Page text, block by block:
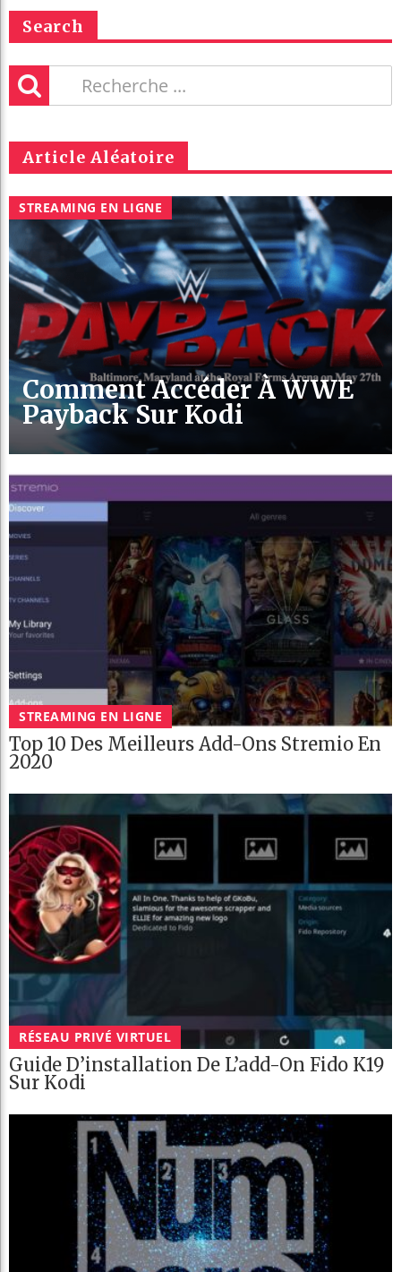
Search
Article Aléatoire
STREAMING EN LIGNE
Comment Accéder À WWE
Payback Sur Kodi
STREAMING EN LIGNE
Top 10 Des Meilleurs Add-Ons Stremio En
2020
RÉSEAU PRIVÉ VIRTUEL
Guide D’installation De L’add-On Fido K19
Sur Kodi